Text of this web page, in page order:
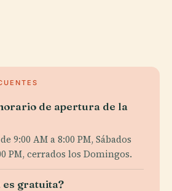
de apertura de la
9:00 AM a 8:00 PM, Sábados
PM, cerrados los Domingos.
es gratuita?